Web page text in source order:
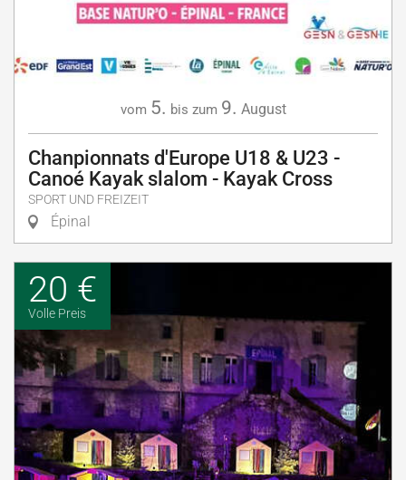
vom 5. bis zum 9. August
Chanpionnats d'Europe U18 & U23 -
Canoé Kayak slalom - Kayak Cross
SPORT UND FREIZEIT
Épinal
20 €
Volle Preis